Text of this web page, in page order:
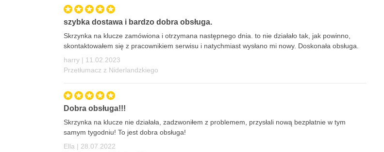
szybka dostawa i bardzo dobra obsługa.
Skrzynka na klucze zamówiona i otrzymana następnego dnia. to nie działało tak, jak powinno,
skontaktowałem się z pracownikiem serwisu i natychmiast wysłano mi nowy. Doskonała obsługa.
harry | 11 lutego 2023
11.02.2023
Przetłumacz z Niderlandzkiego
Dobra obsługa!!!
Skrzynka na klucze nie działała, zadzwoniłem z problemem, przysłali nową bezpłatnie w tym
samym tygodniu! To jest dobra obsługa!
Ella | 28 lipca 2022
28.07.2022